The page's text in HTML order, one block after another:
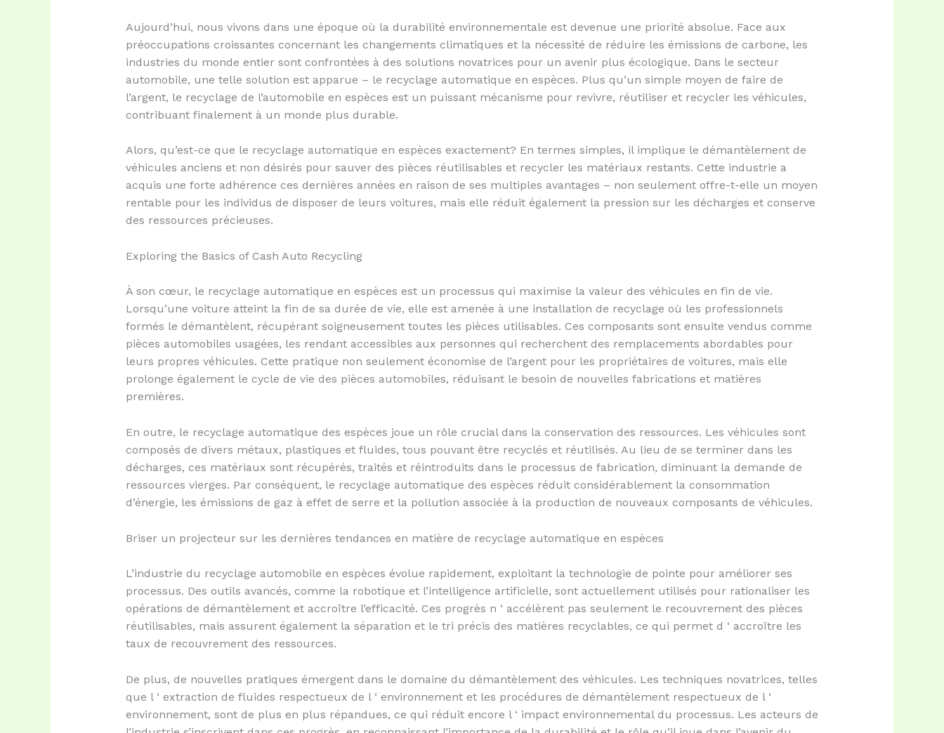
Aujourd’hui, nous vivons dans une époque où la durabilité environnementale est devenue une priorité absolue. Face aux
préoccupations croissantes concernant les changements climatiques et la nécessité de réduire les émissions de carbone, les
industries du monde entier sont confrontées à des solutions novatrices pour un avenir plus écologique. Dans le secteur
automobile, une telle solution est apparue – le recyclage automatique en espèces. Plus qu’un simple moyen de faire de
l’argent, le recyclage de l’automobile en espèces est un puissant mécanisme pour revivre, réutiliser et recycler les véhicules,
contribuant finalement à un monde plus durable.
Alors, qu’est-ce que le recyclage automatique en espèces exactement? En termes simples, il implique le démantèlement de
véhicules anciens et non désirés pour sauver des pièces réutilisables et recycler les matériaux restants. Cette industrie a
acquis une forte adhérence ces dernières années en raison de ses multiples avantages – non seulement offre-t-elle un moyen
rentable pour les individus de disposer de leurs voitures, mais elle réduit également la pression sur les décharges et conserve
des ressources précieuses.
Exploring the Basics of Cash Auto Recycling
À son cœur, le recyclage automatique en espèces est un processus qui maximise la valeur des véhicules en fin de vie.
Lorsqu’une voiture atteint la fin de sa durée de vie, elle est amenée à une installation de recyclage où les professionnels
formés le démantèlent, récupérant soigneusement toutes les pièces utilisables. Ces composants sont ensuite vendus comme
pièces automobiles usagées, les rendant accessibles aux personnes qui recherchent des remplacements abordables pour
leurs propres véhicules. Cette pratique non seulement économise de l’argent pour les propriétaires de voitures, mais elle
prolonge également le cycle de vie des pièces automobiles, réduisant le besoin de nouvelles fabrications et matières
premières.
En outre, le recyclage automatique des espèces joue un rôle crucial dans la conservation des ressources. Les véhicules sont
composés de divers métaux, plastiques et fluides, tous pouvant être recyclés et réutilisés. Au lieu de se terminer dans les
décharges, ces matériaux sont récupérés, traités et réintroduits dans le processus de fabrication, diminuant la demande de
ressources vierges. Par conséquent, le recyclage automatique des espèces réduit considérablement la consommation
d’énergie, les émissions de gaz à effet de serre et la pollution associée à la production de nouveaux composants de véhicules.
Briser un projecteur sur les dernières tendances en matière de recyclage automatique en espèces
L’industrie du recyclage automobile en espèces évolue rapidement, exploitant la technologie de pointe pour améliorer ses
processus. Des outils avancés, comme la robotique et l’intelligence artificielle, sont actuellement utilisés pour rationaliser les
opérations de démantèlement et accroître l’efficacité. Ces progrès n ‘ accélèrent pas seulement le recouvrement des pièces
réutilisables, mais assurent également la séparation et le tri précis des matières recyclables, ce qui permet d ‘ accroître les
taux de recouvrement des ressources.
De plus, de nouvelles pratiques émergent dans le domaine du démantèlement des véhicules. Les techniques novatrices, telles
que l ‘ extraction de fluides respectueux de l ‘ environnement et les procédures de démantèlement respectueux de l ‘
environnement, sont de plus en plus répandues, ce qui réduit encore l ‘ impact environnemental du processus. Les acteurs de